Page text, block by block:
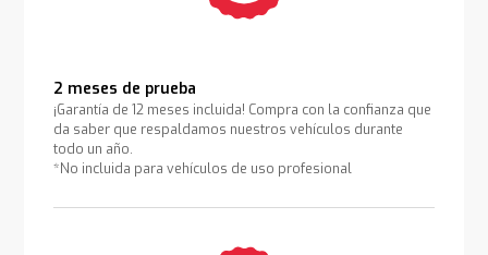
2 meses de prueba
¡Garantía de 12 meses incluida! Compra con la confianza que
da saber que respaldamos nuestros vehículos durante
todo un año.
*No incluida para vehículos de uso profesional